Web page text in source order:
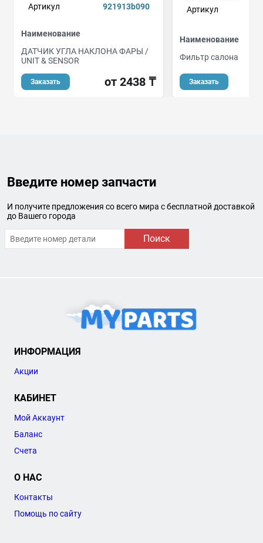
Артикул
921913b090
Наименование
ДАТЧИК УГЛА НАКЛОНА ФАРЫ /
UNIT & SENSOR
Заказать от 2438 ₸
Артикул
Наименование
Фильтр салона
Заказать
Введите номер запчасти
И получите предложения со всего мира с бесплатной доставкой
до Вашего города
Поиск
ИНФОРМАЦИЯ
Акции
КАБИНЕТ
Мой Аккаунт
Баланс
Счета
О НАС
Контакты
Помощь по сайту